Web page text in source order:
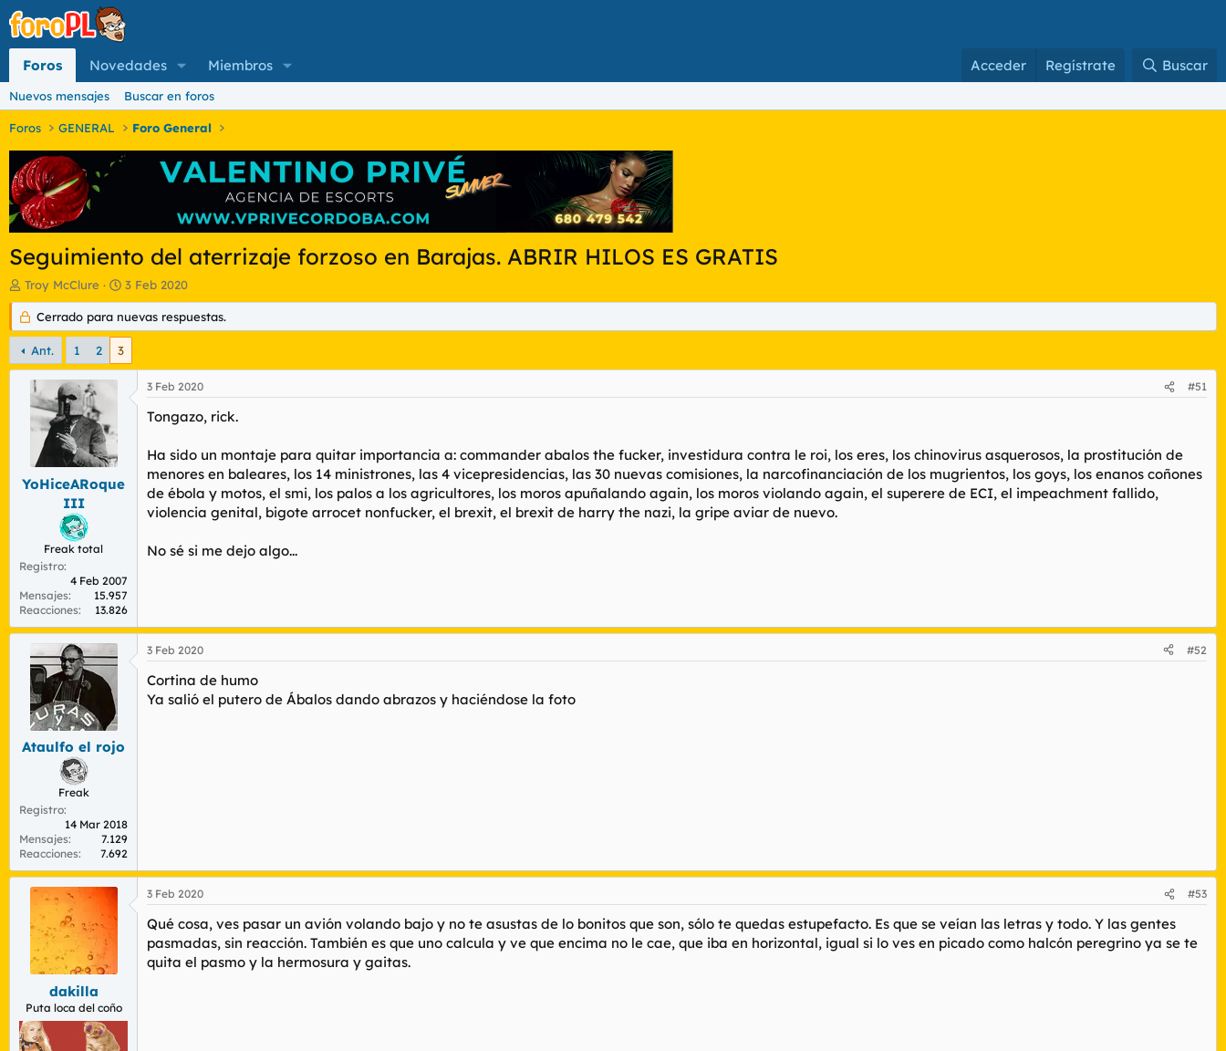
Foros Novedades Miembros Acceder Regístrate Buscar
Nuevos mensajes Buscar en foros
Foros GENERAL Foro General
Seguimiento del aterrizaje forzoso en Barajas. ABRIR HILOS ES GRATIS
I
n
i
c
i
a
d
d
t
Troy McClure
F
e
c
h
d
o
3 Feb 2020
Cerrado para nuevas respuestas.
Ant. 1 2 3
YoHiceARoque
III
Freak total
Registro
4 Feb 2007
Mensajes
15.957
Reacciones
13.826
3 Feb 2020 #51
Tongazo, rick.
Ha sido un montaje para quitar importancia a: commander abalos the fucker, investidura contra le roi, los eres, los chinovirus asquerosos, la prostitución de
menores en baleares, los 14 ministrones, las 4 vicepresidencias, las 30 nuevas comisiones, la narcofinanciación de los mugrientos, los goys, los enanos coñones
de ébola y motos, el smi, los palos a los agricultores, los moros apuñalando again, los moros violando again, el superere de ECI, el impeachment fallido,
violencia genital, bigote arrocet nonfucker, el brexit, el brexit de harry the nazi, la gripe aviar de nuevo.
No sé si me dejo algo...
Ataulfo el rojo
Freak
Registro
14 Mar 2018
Mensajes
7.129
Reacciones
7.692
3 Feb 2020 #52
Cortina de humo
Ya salió el putero de Ábalos dando abrazos y haciéndose la foto
dakilla
Puta loca del coño
3 Feb 2020 #53
Qué cosa, ves pasar un avión volando bajo y no te asustas de lo bonitos que son, sólo te quedas estupefacto. Es que se veían las letras y todo. Y las gentes
pasmadas, sin reacción. También es que uno calcula y ve que encima no le cae, que iba en horizontal, igual si lo ves en picado como halcón peregrino ya se te
quita el pasmo y la hermosura y gaitas.